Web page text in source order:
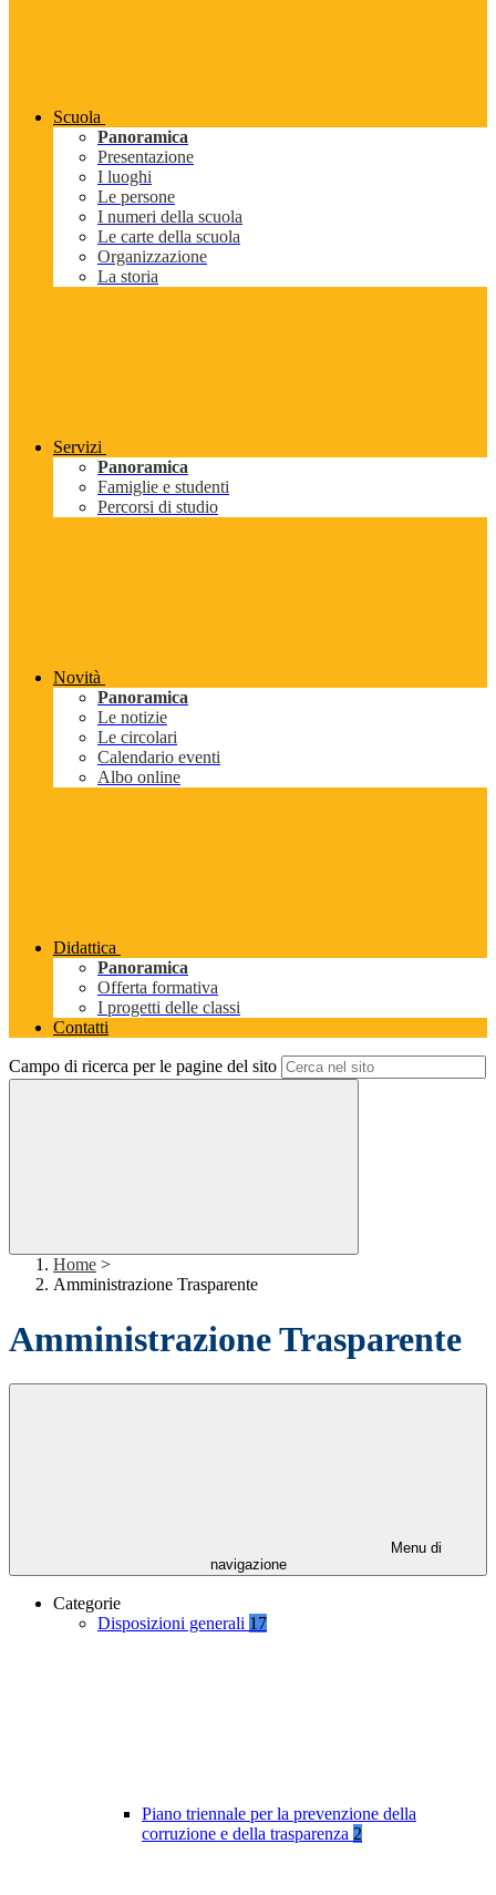
Scuola
Panoramica
Presentazione
I luoghi
Le persone
I numeri della scuola
Le carte della scuola
Organizzazione
La storia
Servizi
Panoramica
Famiglie e studenti
Percorsi di studio
Novità
Panoramica
Le notizie
Le circolari
Calendario eventi
Albo online
Didattica
Panoramica
Offerta formativa
I progetti delle classi
Contatti
Campo di ricerca per le pagine del sito
Home >
Amministrazione Trasparente
Amministrazione Trasparente
Menu di
navigazione
Categorie
Disposizioni generali 17
Piano triennale per la prevenzione della
corruzione e della trasparenza 2